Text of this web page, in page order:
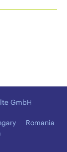
GmbH
Romania